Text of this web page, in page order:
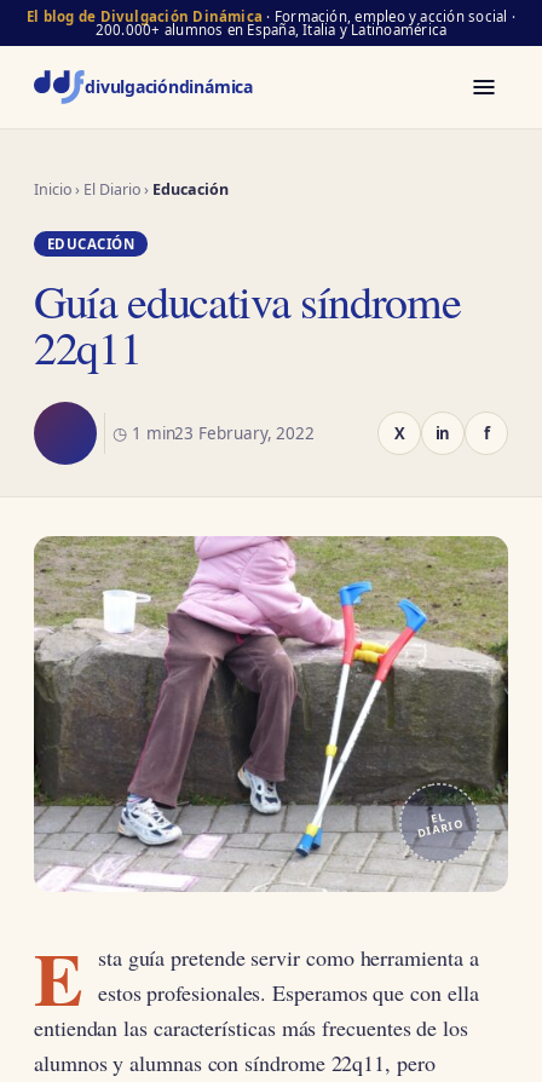
El blog de Divulgación Dinámica · Formación, empleo y acción social ·
200.000+ alumnos en España, Italia y Latinoamérica
divulgacióndinámica
Inicio› El Diario› Educación
EDUCACIÓN
Guía educativa síndrome
22q11
◷ 1 min23 February, 2022 X in f
EL
DIARIO
E
sta guía pretende servir como herramienta a
estos profesionales. Esperamos que con ella
entiendan las características más frecuentes de los
alumnos y alumnas con síndrome 22q11, pero